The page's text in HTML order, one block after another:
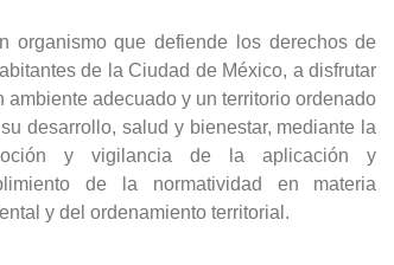
organismo que defiende los derechos de
de la Ciudad de México, a disfrutar
ambiente adecuado y un territorio ordenado
desarrollo, salud y bienestar, mediante la
y vigilancia de la aplicación y
de la normatividad en materia
y del ordenamiento territorial.